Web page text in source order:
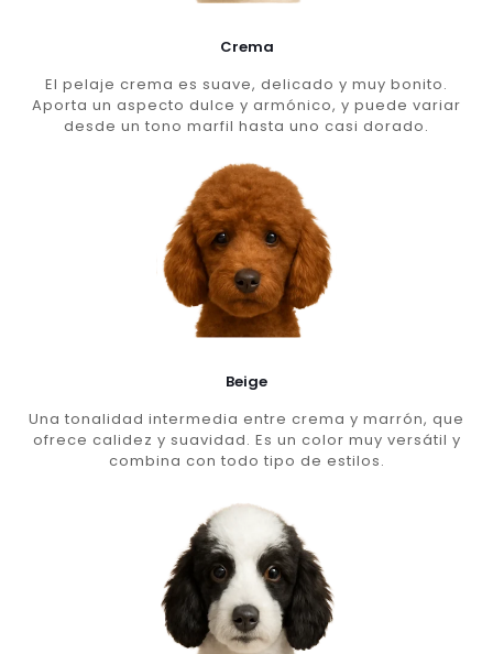
Crema
El pelaje crema es suave, delicado y muy bonito.
Aporta un aspecto dulce y armónico, y puede variar
desde un tono marfil hasta uno casi dorado.
Beige
Una tonalidad intermedia entre crema y marrón, que
ofrece calidez y suavidad. Es un color muy versátil y
combina con todo tipo de estilos.